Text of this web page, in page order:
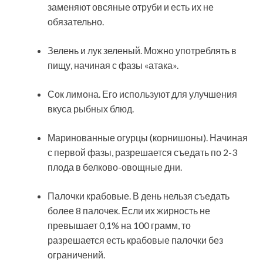
заменяют овсяные отруби и есть их не
обязательно.
Зелень и лук зеленый. Можно употреблять в
пищу, начиная с фазы «атака».
Сок лимона. Его используют для улучшения
вкуса рыбных блюд.
Маринованные огурцы (корнишоны). Начиная
с первой фазы, разрешается съедать по 2-3
плода в белково-овощные дни.
Палочки крабовые. В день нельзя съедать
более 8 палочек. Если их жирность не
превышает 0,1% на 100 грамм, то
разрешается есть крабовые палочки без
ограничений.